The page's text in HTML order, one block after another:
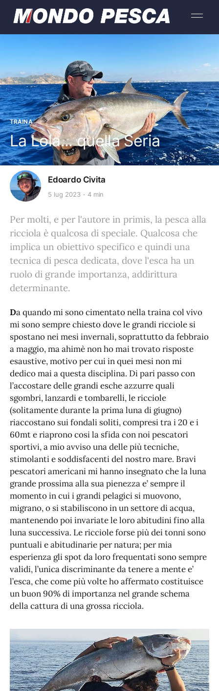
TRAINA
La Lola... quella Seria
Edoardo Civita
5 lug 2023 4 min
Per molti, e per l'autore in primis, la pesca alla
ricciola è qualcosa di speciale. Qualcosa che
implica un obiettivo specifico e quindi una
tecnica di pesca dedicata, dove l'esca ha un
ruolo di grande importanza, addirittura
determinante.
Da quando mi sono cimentato nella traina col vivo
mi sono sempre chiesto dove le grandi ricciole si
spostano nei mesi invernali, soprattutto da febbraio
a maggio, ma ahimè non ho mai trovato risposte
esaustive, motivo per cui in quei mesi non mi
dedico mai a questa disciplina. Di pari passo con
l’accostare delle grandi esche azzurre quali
sgombri, lanzardi e tombarelli, le ricciole
(solitamente durante la prima luna di giugno)
riaccostano sui fondali soliti, compresi tra i 20 e i
60mt e riaprono cosi la sfida con noi pescatori
sportivi, a mio avviso una delle più tecniche,
stimolanti e soddisfacenti del nostro mare. Bravi
pescatori americani mi hanno insegnato che la luna
grande prossima alla sua pienezza e’ sempre il
momento in cui i grandi pelagici si muovono,
migrano, o si stabiliscono in un settore di acqua,
mantenendo poi invariate le loro abitudini fino alla
luna successiva. Le ricciole forse più dei tonni sono
puntuali e abitudinarie per natura; per mia
esperienza gli spot da loro frequentati sono sempre
validi, l’unica discriminante da tenere a mente e’
l’esca, che come più volte ho affermato costituisce
un buon 90% di importanza nel grande schema
della cattura di una grossa ricciola.